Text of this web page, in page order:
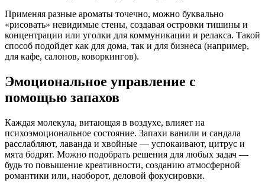
Применяя разные ароматы точечно, можно буквально
«рисовать» невидимые стены, создавая островки тишины и
концентрации или уголки для коммуникации и релакса. Такой
способ подойдет как для дома, так и для бизнеса (например,
для кафе, салонов, коворкингов).
Эмоциональное управление с
помощью запахов
Каждая молекула, витающая в воздухе, влияет на
психоэмоциональное состояние. Запахи ванили и сандала
расслабляют, лаванда и хвойные — успокаивают, цитрус и
мята бодрят. Можно подобрать решения для любых задач —
будь то повышение креативности, созданию атмосферной
романтики или, наоборот, деловой фокусировки.